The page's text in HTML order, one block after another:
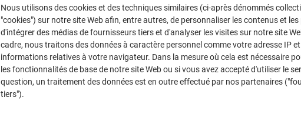
CHF539.00
Unité
À partir
CHF582.66 TVA incl.
Quantité TVA excl.
Unité
Nous utilisons des cookies et des techniques similaires (ci-après dénommés
"cookies") sur notre site Web afin, entre autres, de personnaliser les contenus et les
d'intégrer des médias de fournisseurs tiers et d'analyser les visites sur notre site
cadre, nous traitons des données à caractère personnel comme votre adresse IP et
informations relatives à votre navigateur. Dans la mesure où cela est nécessaire
les fonctionnalités de base de notre site Web ou si vous avez accepté d'utiliser le
question, un traitement des données est en outre effectué par nos partenaires
tiers").